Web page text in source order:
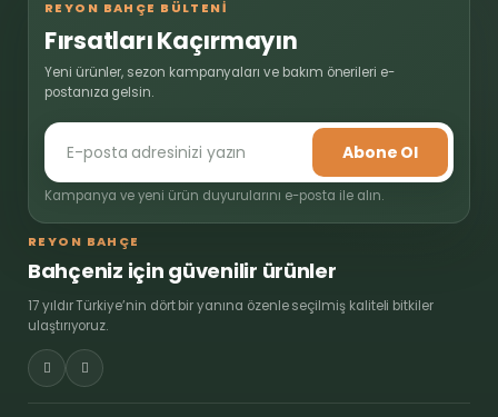
REYON BAHÇE BÜLTENİ
Fırsatları Kaçırmayın
Yeni ürünler, sezon kampanyaları ve bakım önerileri e-
postanıza gelsin.
Abone Ol
Kampanya ve yeni ürün duyurularını e-posta ile alın.
REYON BAHÇE
Bahçeniz için güvenilir ürünler
17 yıldır Türkiye’nin dört bir yanına özenle seçilmiş kaliteli bitkiler
ulaştırıyoruz.